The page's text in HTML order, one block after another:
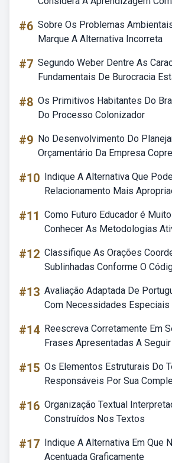
#6 Sobre Os Problemas
Marque A Alternativa Incorreta
#7 Segundo Weber Dentre As
Fundamentais De Burocracia
#8 Os Primitivos Habitantes Do
Do Processo Colonizador
#9 No Desenvolvimento Do
Orçamentário Da Empresa
#10 Indique A Alternativa Que
Relacionamento Mais
#11 Como Futuro Educador é
Conhecer As Metodologias
#12 Classifique As Orações
Sublinhadas Conforme O
#13 Avaliação Adaptada De
Com Necessidades Especiais
#14 Reescreva Corretamente Em
Frases Apresentadas A Seguir
#15 Os Elementos Estruturais Do
Responsáveis Por Sua
#16 Organização Textual
Construídos Nos Textos
#17 Indique A Alternativa Em Que
Acentuada Graficamente